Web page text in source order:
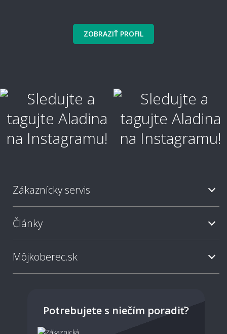
Ako sa koberec čistí a udržuje?
Ako vyčistiť škvrny?
Ako je koberec odolný voči škvrnám?
Aký typ koberca je najjednoduchší na
ZOBRAZIŤ PROFIL
Zákaznícky servis
Články
Môjkoberec.sk
Potrebujete s niečím poradiť?